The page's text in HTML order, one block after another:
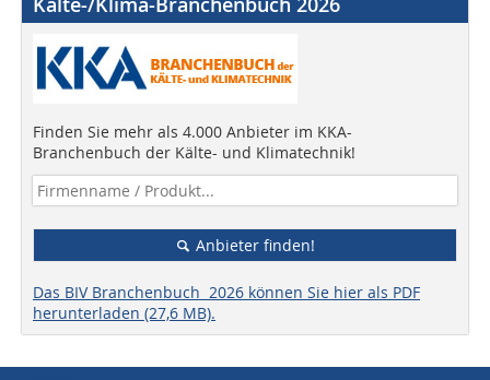
Finden Sie mehr als 4.000 Anbieter im KKA-
Branchenbuch der Kälte- und Klimatechnik!
Anbieter finden!
Das BIV Branchenbuch 2026 können Sie hier als PDF
herunterladen (27,6 MB).